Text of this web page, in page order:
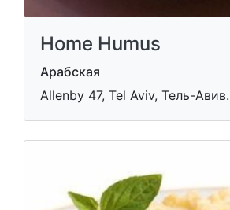
Home Humus
Арабская